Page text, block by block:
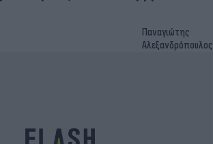
Παναγιώτης
Αλεξανδρόπουλος